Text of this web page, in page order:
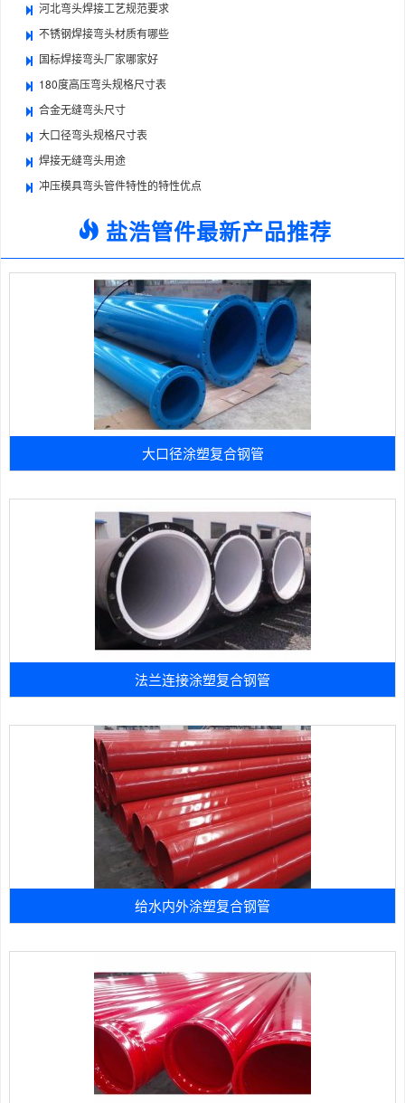
河北弯头焊接工艺规范要求
不锈钢焊接弯头材质有哪些
国标焊接弯头厂家哪家好
180度高压弯头规格尺寸表
合金无缝弯头尺寸
大口径弯头规格尺寸表
焊接无缝弯头用途
冲压模具弯头管件特性的特性优点
盐浩管件最新产品推荐
大口径涂塑复合钢管
法兰连接涂塑复合钢管
给水内外涂塑复合钢管